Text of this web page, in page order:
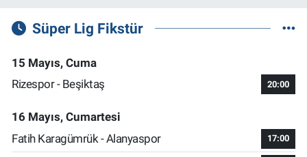
Süper Lig Fikstür
15 Mayıs, Cuma
Rizespor - Beşiktaş
20:00
16 Mayıs, Cumartesi
Fatih Karagümrük - Alanyaspor
17:00